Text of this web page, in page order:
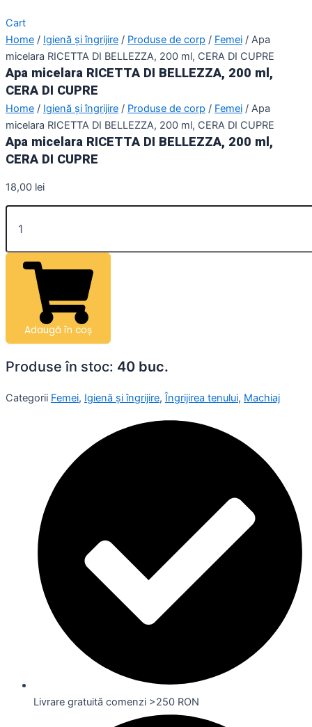
Cart
Home / Igienă și îngrijire / Produse de corp / Femei / Apa
micelara RICETTA DI BELLEZZA, 200 ml, CERA DI CUPRE
Apa micelara RICETTA DI BELLEZZA, 200 ml,
CERA DI CUPRE
Home / Igienă și îngrijire / Produse de corp / Femei / Apa
micelara RICETTA DI BELLEZZA, 200 ml, CERA DI CUPRE
Apa micelara RICETTA DI BELLEZZA, 200 ml,
CERA DI CUPRE
18,00 lei
Adaugă în coș
Produse în stoc: 40 buc.
Categorii Femei, Igienă și îngrijire, Îngrijirea tenului, Machiaj
Livrare gratuită comenzi >250 RON